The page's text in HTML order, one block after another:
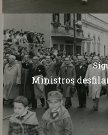
Ministros